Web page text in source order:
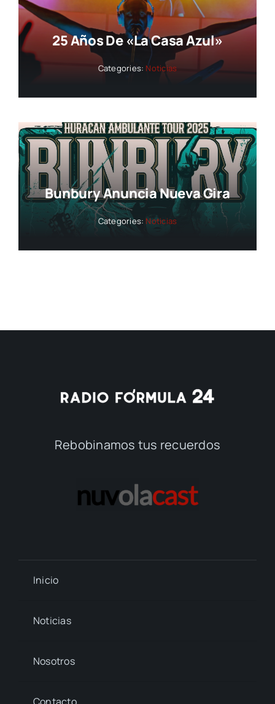
25 Años De «La Casa Azul»
Categories: Noticias
Bunbury Anuncia Nueva Gira
Categories: Noticias
Rebobinamos tus recuerdos
Inicio
Noticias
Nosotros